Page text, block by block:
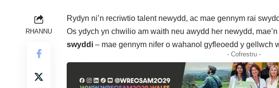
RHANNU
Rydyn ni’n recriwtio talent newydd, ac mae gennym rai
Os ydych yn chwilio am waith neu awydd her newydd,
swyddi – mae gennym nifer o wahanol gyfleoedd y gellwch
- Cofrestru -